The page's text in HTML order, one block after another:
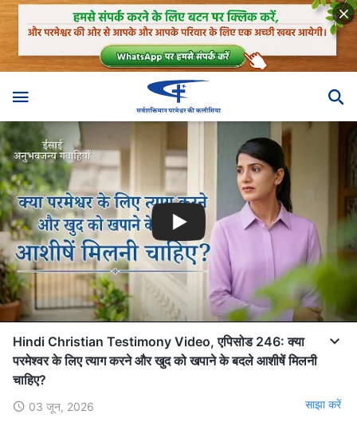
Hindi Christian Testimony Video, एपिसोड 246: क्या
परमेश्वर के लिए त्याग करने और खुद को खपाने के बदले आशीषें मिलनी
चाहिए?
03 जून, 2026 साझा करें